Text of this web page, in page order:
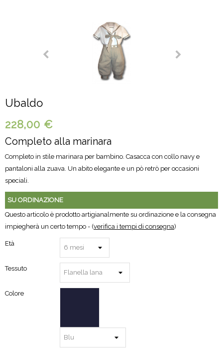
Ubaldo
228,00 €
Completo alla marinara
Completo in stile marinara per bambino. Casacca con collo navy e
pantaloni alla zuava. Un abito elegante e un pò retrò per occasioni
speciali.
SU ORDINAZIONE
Questo articolo è prodotto artigianalmente su ordinazione e la consegna
impiegherà un certo tempo - (verifica i tempi di consegna)
Età
Tessuto
Colore